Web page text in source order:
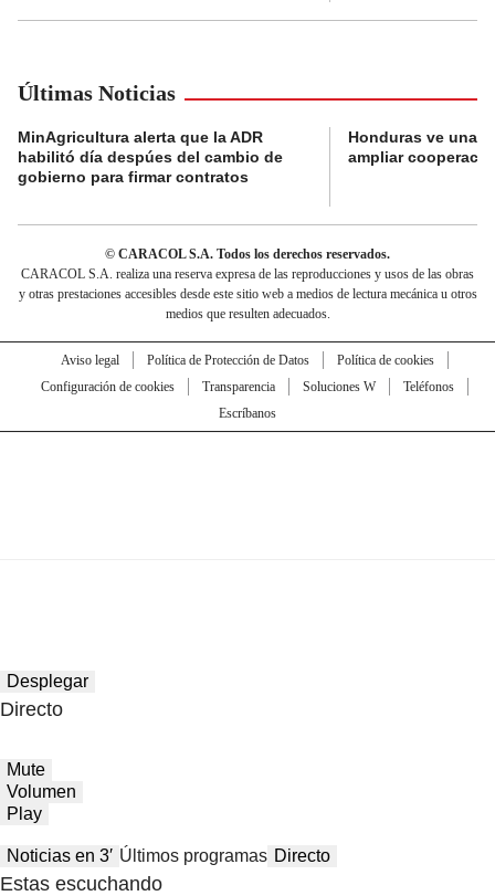
Últimas Noticias
MinAgricultura alerta que la ADR
habilitó día despúes del cambio de
gobierno para firmar contratos
Honduras ve una
ampliar
© CARACOL S.A. Todos los derechos reservados.
CARACOL S.A. realiza una reserva expresa de las reproducciones y usos de las obras
y otras prestaciones accesibles desde este sitio web a medios de lectura mecánica u otros
medios que resulten adecuados.
Aviso legal Política de Protección de Datos
Política de cookies
Configuración de cookies
Transparencia Soluciones W
Teléfonos
Escríbanos
Desplegar
Directo
Mute
Volumen
Play
Noticias en 3′ Últimos programas Directo
Estas escuchando